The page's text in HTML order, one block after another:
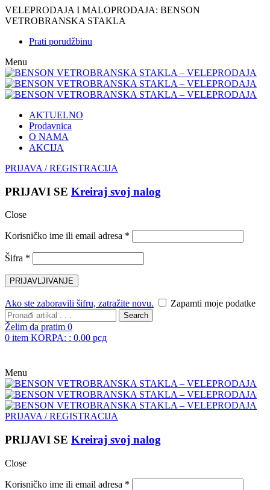
VELEPRODAJA I MALOPRODAJA: BENSON
VETROBRANSKA STAKLA
Prati porudžbinu
Menu
AKTUELNO
Prodavnica
O NAMA
AKCIJA
PRIJAVA / REGISTRACIJA
PRIJAVI SE Kreiraj svoj nalog
Close
Korisničko ime ili email adresa *
Šifra *
Ako ste zaboravili šifru, zatražite novu. Zapamti moje podatke
Search
Želim da pratim 0
0 item KORPA: : 0.00 рсд
Menu
PRIJAVA / REGISTRACIJA
PRIJAVI SE Kreiraj svoj nalog
Close
Korisničko ime ili email adresa *